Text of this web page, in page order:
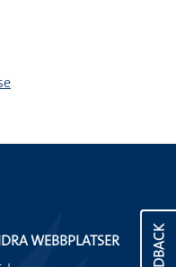
WEBBPLATSER